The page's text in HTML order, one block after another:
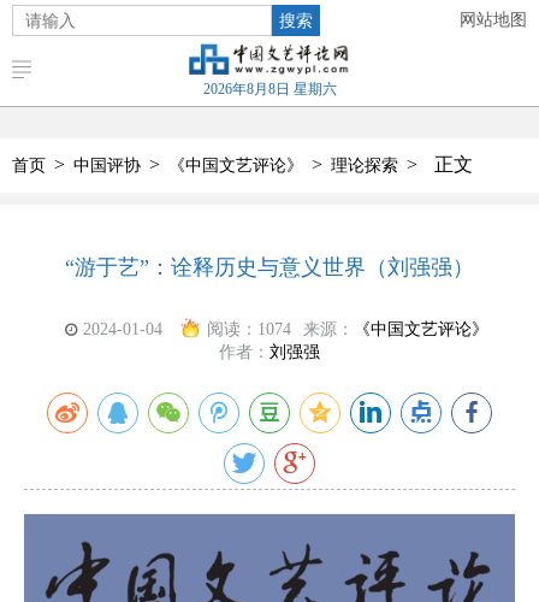
搜索 网站地图
2026年8月8日 星期六
首页 > 中国评协 > 《中国文艺评论》 > 理论探索 > 正文
“游于艺”：诠释历史与意义世界（刘强强）
2024-01-04 阅读： 1074 来源：
《中国文艺评论》
作者： 刘强强